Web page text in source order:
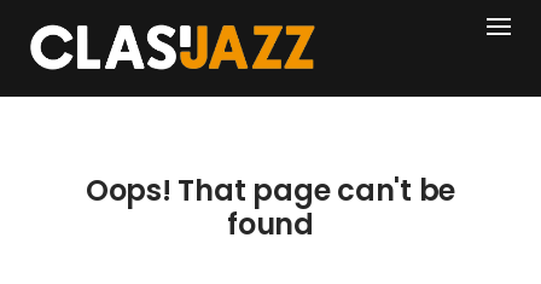
content
404
Oops! That page can't be
found